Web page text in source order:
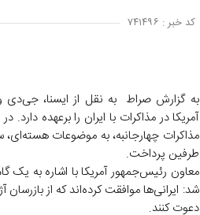
کد خبر : ۷۴۱۴۹۶
به گزارش صراط به نقل از ایسنا،
آمریکا در مذاکرات با ایران را برعهده
مذاکرات چهارجانبه، به موضوعات
طرفین پرداخت.
معاون رئیس‌جمهور آمریکا با اشاره به یک
شد: ایرانی‌ها موافقت کرده‌اند که از
دعوت کنند.